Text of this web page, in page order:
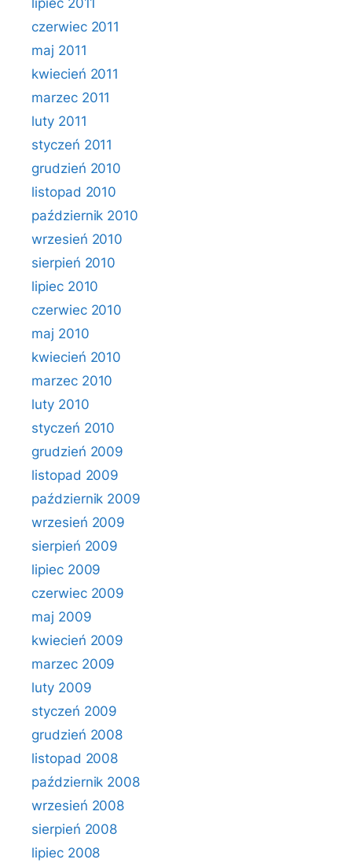
lipiec 2011
czerwiec 2011
maj 2011
kwiecień 2011
marzec 2011
luty 2011
styczeń 2011
grudzień 2010
listopad 2010
październik 2010
wrzesień 2010
sierpień 2010
lipiec 2010
czerwiec 2010
maj 2010
kwiecień 2010
marzec 2010
luty 2010
styczeń 2010
grudzień 2009
listopad 2009
październik 2009
wrzesień 2009
sierpień 2009
lipiec 2009
czerwiec 2009
maj 2009
kwiecień 2009
marzec 2009
luty 2009
styczeń 2009
grudzień 2008
listopad 2008
październik 2008
wrzesień 2008
sierpień 2008
lipiec 2008